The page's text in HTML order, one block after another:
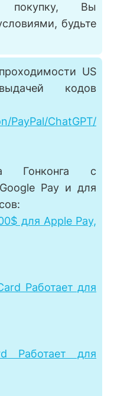
покупку, Вы
будьте
US
кодов
PayPal/ChatGPT/
Гонконга с
Pay и для
для Apple Pay,
Работает для
Работает для